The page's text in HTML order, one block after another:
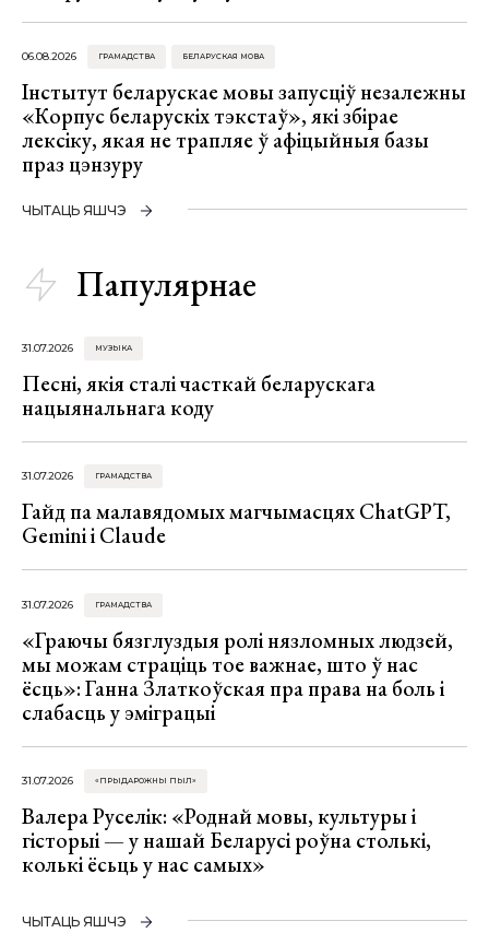
06.08.2026 ГРАМАДСТВА БЕЛАРУСКАЯ МОВА
Інстытут беларускае мовы запусціў незалежны
«Корпус беларускіх тэкстаў», які збірае
лексіку, якая не трапляе ў афіцыйныя базы
праз цэнзуру
ЧЫТАЦЬ ЯШЧЭ
Папулярнае
31.07.2026 МУЗЫКА
Песні, якія сталі часткай беларускага
нацыянальнага коду
31.07.2026 ГРАМАДСТВА
Гайд па малавядомых магчымасцях ChatGPT,
Gemini і Claude
31.07.2026 ГРАМАДСТВА
«Граючы бязглуздыя ролі нязломных людзей,
мы можам страціць тое важнае, што ў нас
ёсць»: Ганна Златкоўская пра права на боль і
слабасць у эміграцыі
31.07.2026 «ПРЫДАРОЖНЫ ПЫЛ»
Валера Руселік: «Роднай мовы, культуры і
гісторыі — у нашай Беларусі роўна столькі,
колькі ёсьць у нас самых»
ЧЫТАЦЬ ЯШЧЭ